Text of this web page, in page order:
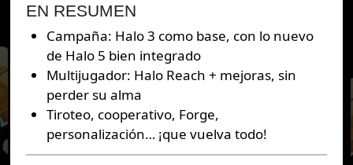
EN RESUMEN
Campaña: Halo 3 como base, con lo nuevo
de Halo 5 bien integrado
Multijugador: Halo Reach + mejoras, sin
perder su alma
Tiroteo, cooperativo, Forge,
personalización… ¡que vuelva todo!